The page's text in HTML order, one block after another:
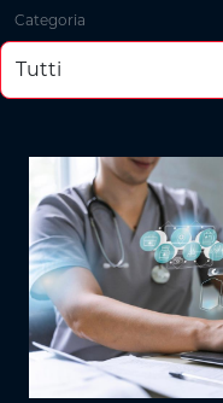
Categoria